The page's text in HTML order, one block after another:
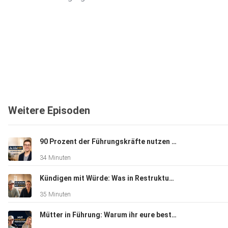
Weitere Episoden
90 Prozent der Führungskräfte nutzen KI, nur die Hälfte setzt um | Christoph Schönfelder
34 Minuten
Kündigen mit Würde: Was in Restrukturierungen wirklich zählt | Manuela Kallinowsky
35 Minuten
Mütter in Führung: Warum ihr eure besten Talente verliert | Melissa Sündram (Mom Goes Business)